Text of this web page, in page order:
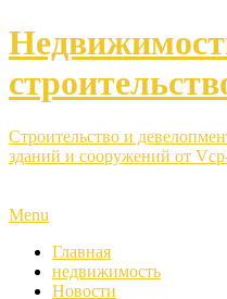
Строительство и
зданий и сооружений от
Menu
Главная
недвижимость
Новости